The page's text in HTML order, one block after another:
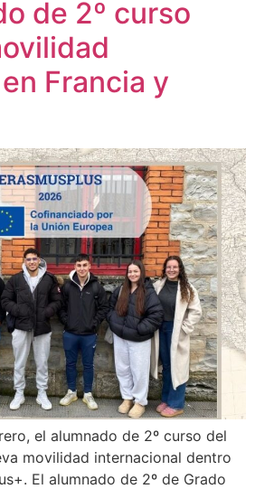
de 2º curso
Francia y
el alumnado de 2º curso del
movilidad internacional dentro
El alumnado de 2º de Grado